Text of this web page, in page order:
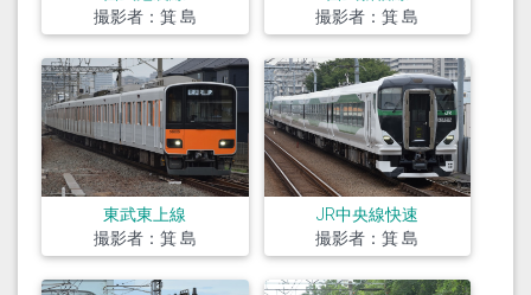
撮影者：箕 島
撮影者：箕 島
東武東上線
撮影者：箕 島
JR中央線快速
撮影者：箕 島